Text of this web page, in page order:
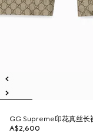
GG Supreme印花真丝长
A$2,600